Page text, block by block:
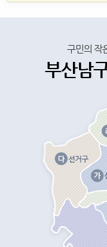
구민의 작
부산남